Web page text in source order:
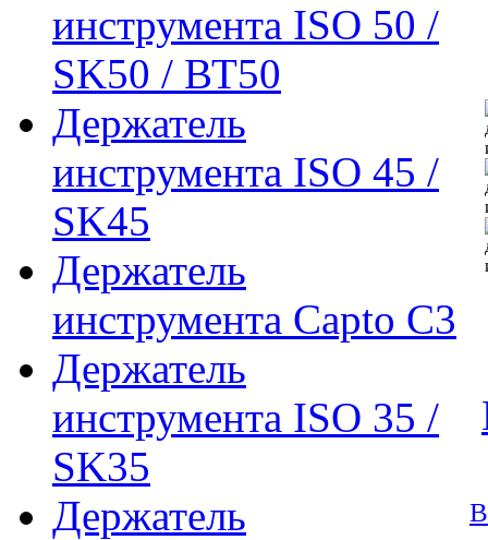
инструмента ISO 50 /
SK50 / ВТ50
Держатель
инструмента ISO 45 /
SK45
Держатель
инструмента Capto C3
Держатель
инструмента ISO 35 /
SK35
Держатель